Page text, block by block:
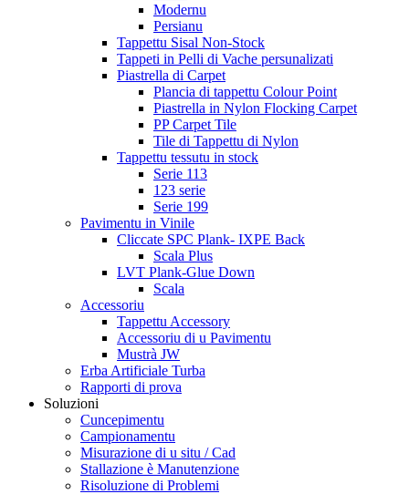
Modernu
Persianu
Tappettu Sisal Non-Stock
Tappeti in Pelli di Vache persunalizati
Piastrella di Carpet
Plancia di tappettu Colour Point
Piastrella in Nylon Flocking Carpet
PP Carpet Tile
Tile di Tappettu di Nylon
Tappettu tessutu in stock
Serie 113
123 serie
Serie 199
Pavimentu in Vinile
Cliccate SPC Plank- IXPE Back
Scala Plus
LVT Plank-Glue Down
Scala
Accessoriu
Tappettu Accessory
Accessoriu di u Pavimentu
Mustrà JW
Erba Artificiale Turba
Rapporti di prova
Soluzioni
Cuncepimentu
Campionamentu
Misurazione di u situ / Cad
Stallazione è Manutenzione
Risoluzione di Problemi